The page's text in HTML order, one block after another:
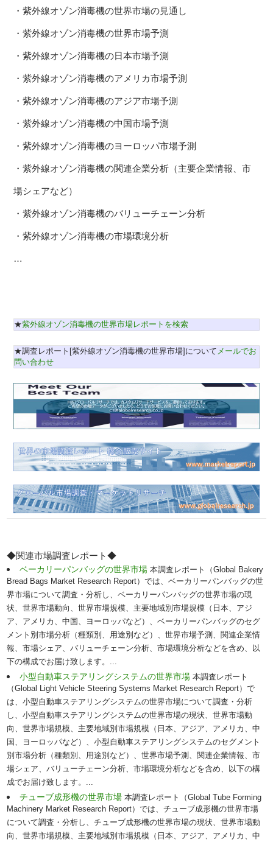
・紫外線オゾン消毒機の世界市場の見通し
・紫外線オゾン消毒機の世界市場予測
・紫外線オゾン消毒機の日本市場予測
・紫外線オゾン消毒機のアメリカ市場予測
・紫外線オゾン消毒機のアジア市場予測
・紫外線オゾン消毒機の中国市場予測
・紫外線オゾン消毒機のヨーロッパ市場予測
・紫外線オゾン消毒機の関連企業分析（主要企業情報、市
場シェアなど）
・紫外線オゾン消毒機のバリューチェーン分析
・紫外線オゾン消毒機の市場環境分析
…
★紫外線オゾン消毒機の世界市場レポートを検索
★調査レポート[紫外線オゾン消毒機の世界市場]について メールでお
問い合わせ
◆関連市場調査レポート◆
ベーカリーパンバッグの世界市場本調査レポート（Global Bakery
Bread Bags Market Research Report）では、ベーカリーパンバッグの世
界市場について調査・分析し、ベーカリーパンバッグの世界市場の現
状、世界市場動向、世界市場規模、主要地域別市場規模（日本、アジ
ア、アメリカ、中国、ヨーロッパなど）、ベーカリーパンバッグのセグ
メント別市場分析（種類別、用途別など）、世界市場予測、関連企業情
報、市場シェア、バリューチェーン分析、市場環境分析などを含め、以
下の構成でお届け致します。...
小型自動車ステアリングシステムの世界市場本調査レポート
（Global Light Vehicle Steering Systems Market Research Report）で
は、小型自動車ステアリングシステムの世界市場について調査・分析
し、小型自動車ステアリングシステムの世界市場の現状、世界市場動
向、世界市場規模、主要地域別市場規模（日本、アジア、アメリカ、中
国、ヨーロッパなど）、小型自動車ステアリングシステムのセグメント
別市場分析（種類別、用途別など）、世界市場予測、関連企業情報、市
場シェア、バリューチェーン分析、市場環境分析などを含め、以下の構
成でお届け致します。...
チューブ成形機の世界市場本調査レポート（Global Tube Forming
Machinery Market Research Report）では、チューブ成形機の世界市場
について調査・分析し、チューブ成形機の世界市場の現状、世界市場動
向、世界市場規模、主要地域別市場規模（日本、アジア、アメリカ、中